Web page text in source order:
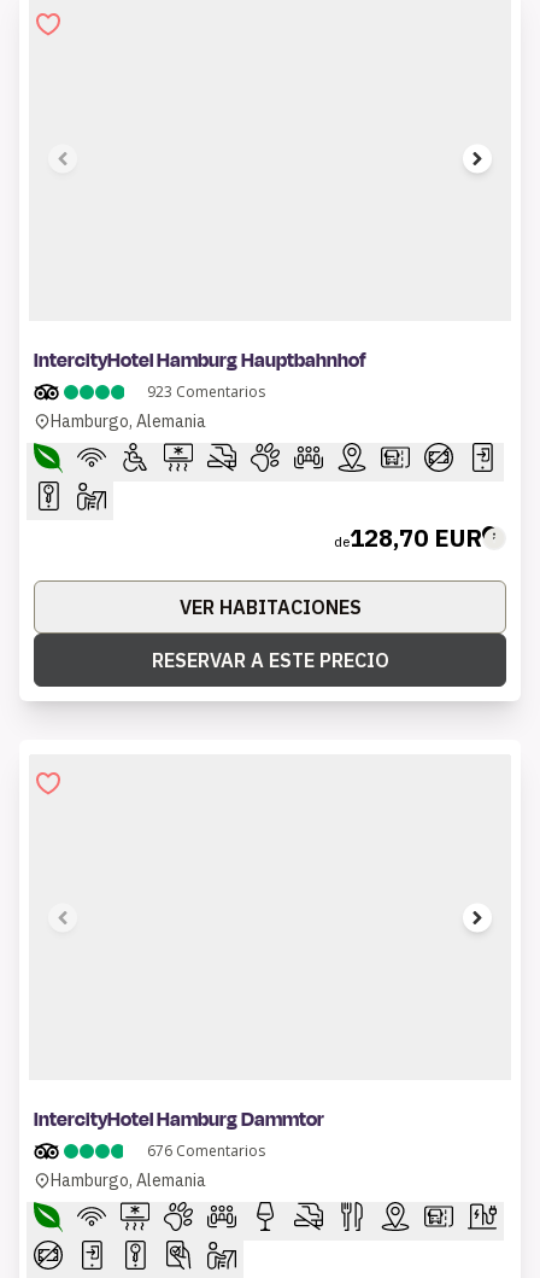
IntercityHotel Hamburg Hauptbahnhof
923 Comentarios
Hamburgo, Alemania
de128,70 EUR
VER HABITACIONES
RESERVAR A ESTE PRECIO
IntercityHotel Hamburg Dammtor
676 Comentarios
Hamburgo, Alemania